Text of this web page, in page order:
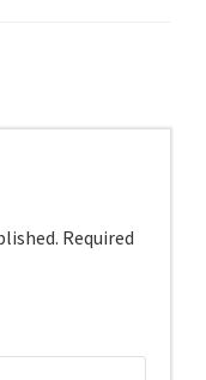
Required